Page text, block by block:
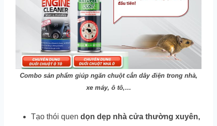
Combo sản phẩm giúp ngăn chuột cắn dây điện trong nhà,
xe máy, ô tô,…
Tạo thói quen dọn dẹp nhà cửa thường xuyên,